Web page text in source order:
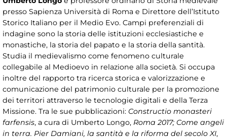
presso Sapienza Università di Roma e Direttore dell’Istituto
Storico Italiano per il Medio Evo. Campi preferenziali di
indagine sono la storia delle istituzioni ecclesiastiche e
monastiche, la storia del papato e la storia della santità.
Studia il medievalismo come fenomeno culturale
collegabile al Medioevo in relazione alla società. Si occupa
inoltre del rapporto tra ricerca storica e valorizzazione e
comunicazione del patrimonio culturale per la promozione
dei territori attraverso le tecnologie digitali e della Terza
Missione. Tra le sue pubblicazioni: Constructio monasteri
farfensis, a cura di Umberto Longo, Roma 2017; Come angeli
in terra. Pier Damiani, la santità e la riforma del secolo XI,